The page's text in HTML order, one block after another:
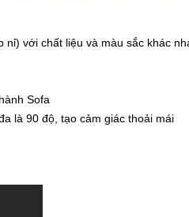
với chất liệu và màu sắc khác
Sofa
là 90 độ, tạo cảm giác thoải mái